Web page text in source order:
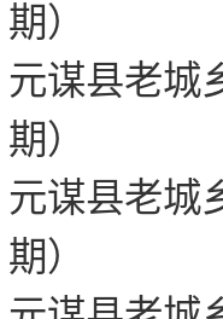
期）
元谋县老城
期）
元谋县老城
期）